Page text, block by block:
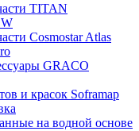
TITAN
Cosmostar Atlas
GRACO
и красок Soframap
на водной основе